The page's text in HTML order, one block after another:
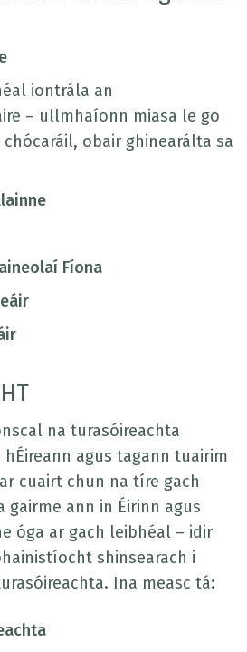
iontrála an
– ullmhaíonn miasa le go
obair ghinearálta sa
Fíona
na turasóireachta
hÉireann agus tagann tuairim
cuairt chun na tíre gach
gairme ann in Éirinn agus
óga ar gach leibhéal – idir
shinsearach i
Ina measc tá: